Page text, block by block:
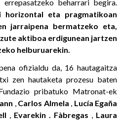
beharrari begira.
horizontal eta pragmatikoan
jarraipena bermatzeko eta,
aktiboa erdigunean jartzen
helburuarekin.
ofizialdu da, 16 hautagaitza
zen hautaketa prozesu baten
pribatuko Matronat-ek
Carlos Almela Lucía Egaña
Evarekin Fàbregas
Laura